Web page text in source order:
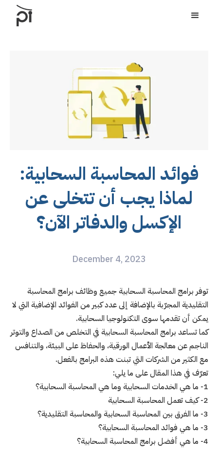
فوائد المحاسبة السحابية:
لماذا يجب أن تتخلى عن
الإكسل والدفاتر الآن؟
December 4, 2023
توفر برامج المحاسبة السحابية جميع وظائف برامج المحاسبة
التقليدية المجرّبة بالإضافة إلى عدد كبير من الفوائد الإضافية التي لا
يمكن أن تقدمها سوى التكنولوجيا السحابية.
كما تساعد برامج المحاسبة السحابية في التخلص من الصداع والتوتر
الناجم عن معالجة الأعمال الورقية، والحفاظ على البيئة، والتنافس
مع الكثير من الشركات التي تبنت هذه البرامج بالفعل.
تعرّف في هذا المقال على ما يلي:
1- ما هي الخدمات السحابية وما هي المحاسبة السحابية؟
2- كيف تعمل المحاسبة السحابية
3- ما الفرق بين المحاسبة السحابية والمحاسبة التقليدية؟
3- ما هي فوائد المحاسبة السحابية؟
4- ما هي أفضل برامج المحاسبة السحابية؟